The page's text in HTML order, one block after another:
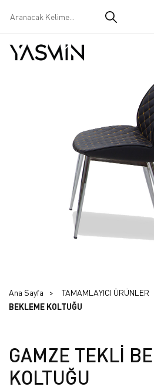
Ana Sayfa TAMAMLAYICI ÜRÜNLER
BEKLEME KOLTUĞU
GAMZE TEKLİ
KOLTUĞU